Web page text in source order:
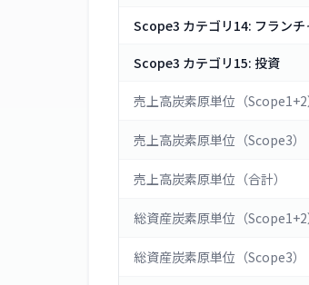
Scope3 カテゴリ14: フランチ
Scope3 カテゴリ15: 投資
売上高炭素原単位（Scope1+2
売上高炭素原単位（Scope3）
売上高炭素原単位（合計）
総資産炭素原単位（Scope1+2
総資産炭素原単位（Scope3）